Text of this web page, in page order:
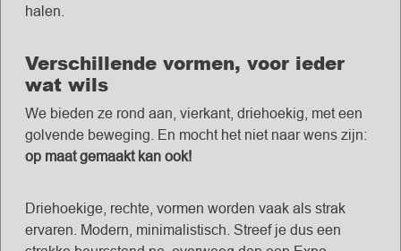
halen.
Verschillende vormen, voor ieder
wat wils
We bieden ze rond aan, vierkant, driehoekig, met een
golvende beweging. En mocht het niet naar wens zijn:
op maat gemaakt kan ook!
Driehoekige, rechte, vormen worden vaak als strak
ervaren. Modern, minimalistisch. Streef je dus een